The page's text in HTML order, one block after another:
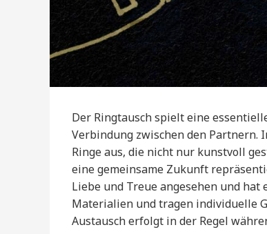
Der Ringtausch spielt eine
Verbindung zwischen den Partnern.
Ringe aus, die nicht nur kunstvoll
eine gemeinsame Zukunft
Liebe und Treue angesehen und
Materialien und tragen individuelle
Austausch erfolgt in der Regel